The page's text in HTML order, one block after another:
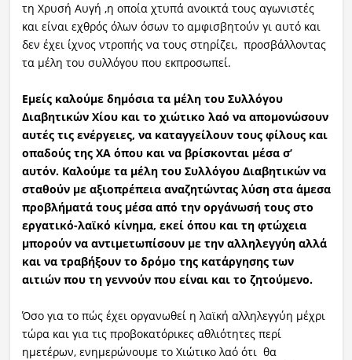
τη Χρυσή Αυγή ,η οποία χτυπά ανοικτά τους αγωνιστές
και είναι εχθρός όλων όσων το αμφισβητούν γι αυτό και
δεν έχει ίχνος ντροπής να τους στηρίζει, προσβάλλοντας
τα μέλη του συλλόγου που εκπροσωπεί.
Εμείς καλούμε δημόσια τα μέλη του Συλλόγου
Διαβητικών Χίου και το χιώτικο λαό να απομονώσουν
αυτές τις ενέργειες, να καταγγείλουν τους φίλους και
οπαδούς της ΧΑ όπου και να βρίσκονται μέσα σ’
αυτόν. Καλούμε τα μέλη του Συλλόγου Διαβητικών να
σταθούν με αξιοπρέπεια αναζητώντας λύση στα άμεσα
προβλήματά τους μέσα από την οργάνωσή τους στο
εργατικό-λαϊκό κίνημα, εκεί όπου και τη φτώχεια
μπορούν να αντιμετωπίσουν με την αλληλεγγύη αλλά
και να τραβήξουν το δρόμο της κατάργησης των
αιτιών που τη γεννούν που είναι και το ζητούμενο.
Όσο για το πώς έχει οργανωθεί η λαϊκή αλληλεγγύη μέχρι
τώρα και για τις προβοκατόρικες αθλιότητες περί
ημετέρων, ενημερώνουμε το Χιώτικο λαό ότι θα